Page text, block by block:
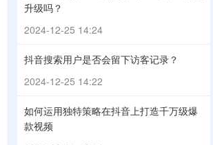
升级吗？
2024-12-25 14:24
抖音搜索用户是否会留下访客记录？
2024-12-25 14:22
如何运用独特策略在抖音上打造千万级爆
款视频